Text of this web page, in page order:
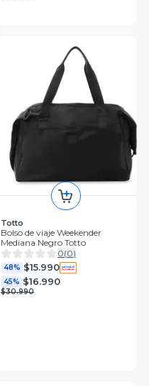
Totto
Bolso de viaje Weekender
Mediana Negro Totto
0(0)
48% $15.990
45% $16.990
$30.990